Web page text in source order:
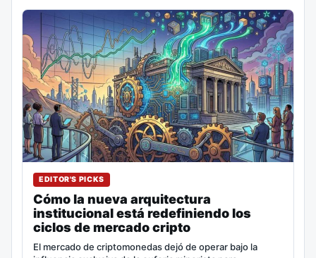
EDITOR'S PICKS
Cómo la nueva arquitectura
institucional está redefiniendo los
ciclos de mercado cripto
El mercado de criptomonedas dejó de operar bajo la